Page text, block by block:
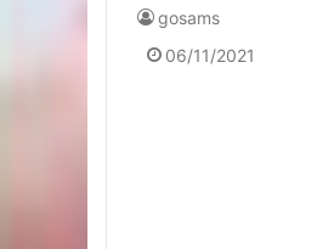
gosams
06/11/2021